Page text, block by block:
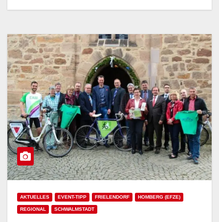
AKTUELLES EVENT-TIPP FRIELENDORF HOMBERG (EFZE)
REGIONAL SCHWALMSTADT